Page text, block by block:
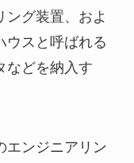
ング装置、およ
ウスと呼ばれる
などを納入す
エンジニアリン